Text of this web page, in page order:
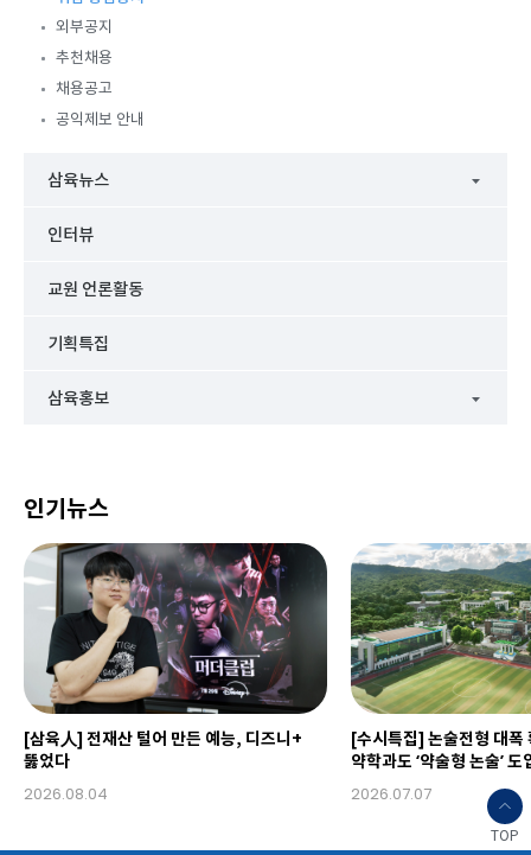
외부공지
추천채용
채용공고
공익제보 안내
삼육뉴스
인터뷰
교원 언론활동
기획특집
삼육홍보
인기뉴스
[삼육人] 전재산 털어 만든 예능, 디즈니+
뚫었다
2026.08.04
[수시특집] 논술전형 대
약학과도 ‘약술형 논술’ 도
2026.07.07
TOP